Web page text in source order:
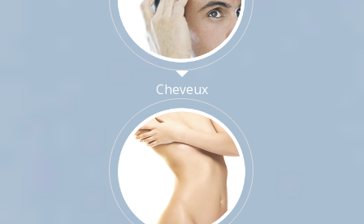
Cheveux